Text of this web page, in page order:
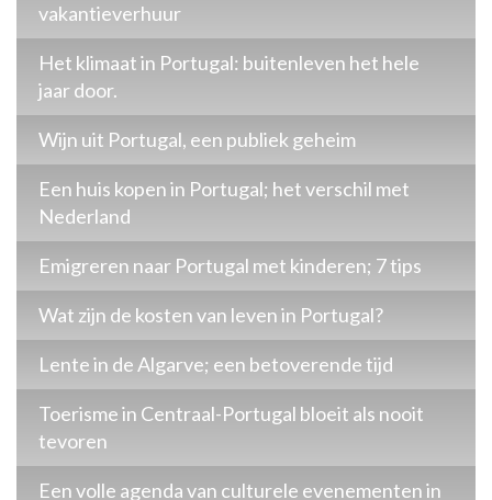
vakantieverhuur
Het klimaat in Portugal: buitenleven het hele
jaar door.
Wijn uit Portugal, een publiek geheim
Een huis kopen in Portugal; het verschil met
Nederland
Emigreren naar Portugal met kinderen; 7 tips
Wat zijn de kosten van leven in Portugal?
Lente in de Algarve; een betoverende tijd
Toerisme in Centraal-Portugal bloeit als nooit
tevoren
Een volle agenda van culturele evenementen in